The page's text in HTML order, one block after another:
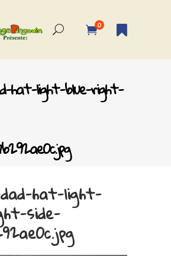
0
hat-light-blue-right-
hat-light-
side-